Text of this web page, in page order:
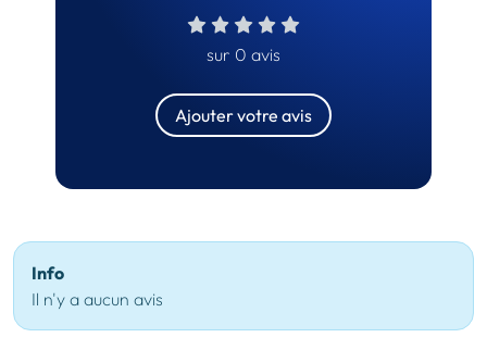
sur 0 avis
Ajouter votre avis
Info
Il n'y a aucun avis